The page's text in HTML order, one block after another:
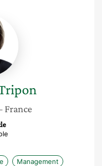
France
Management